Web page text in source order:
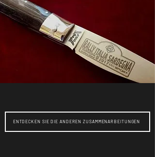
ENTDECKEN SIE DIE ANDEREN ZUSAMMENARBEITUNGEN